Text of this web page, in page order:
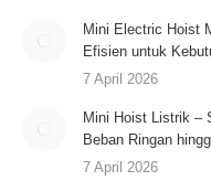
Mini Electric Hoist
Efisien untuk
7 April 2026
Mini Hoist Listrik –
Beban Ringan
7 April 2026